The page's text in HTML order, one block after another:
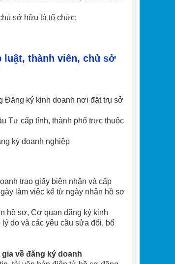
sở hữu là tổ chức;
thành viên, chủ sở
Đăng ký kinh doanh nơi đặt trụ sở
Tư cấp tỉnh, thành phố trực thuộc
ký doanh nghiệp
trao giấy biên nhận và cấp
làm việc kể từ ngày nhận hồ sơ
hồ sơ, Cơ quan đăng ký kinh
do và các yêu cầu sửa đổi, bổ
về đăng ký doanh